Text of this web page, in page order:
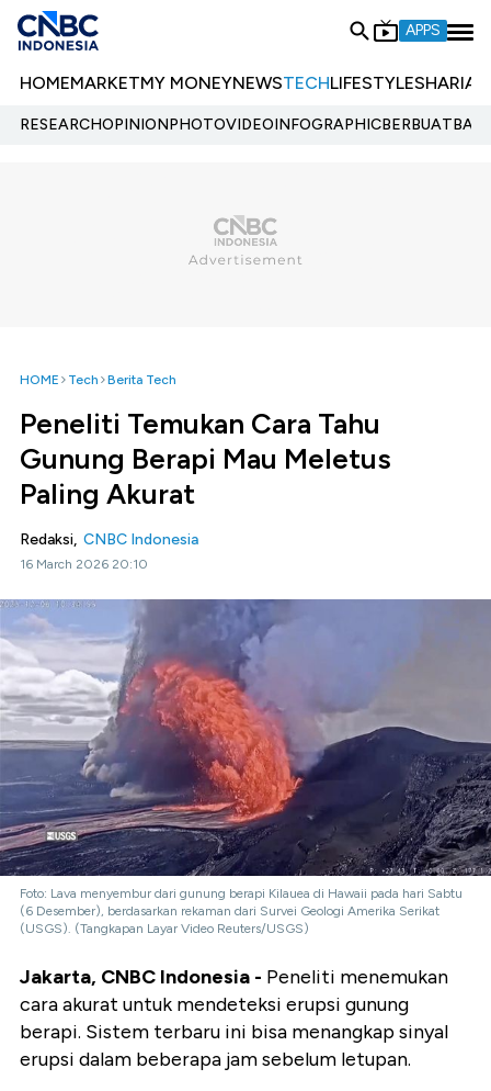
APPS
HOMEMARKETMY MONEYNEWSTECHLIFESTYLESHARIA
RESEARCHOPINIONPHOTOVIDEOINFOGRAPHIC
HOME Tech Berita Tech
Peneliti Temukan Cara Tahu
Gunung Berapi Mau Meletus
Paling Akurat
Redaksi, CNBC Indonesia
16 March 2026 20:10
Foto: Lava menyembur dari gunung berapi Kilauea di Hawaii pada hari Sabtu
(6 Desember), berdasarkan rekaman dari Survei Geologi Amerika Serikat
(USGS). (Tangkapan Layar Video Reuters/USGS)
Jakarta, CNBC Indonesia - Peneliti menemukan
cara akurat untuk mendeteksi erupsi gunung
berapi. Sistem terbaru ini bisa menangkap sinyal
erupsi dalam beberapa jam sebelum letupan.